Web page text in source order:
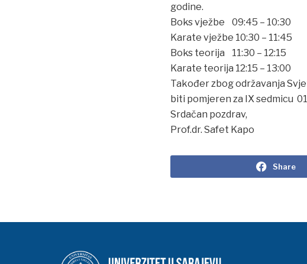
godine.
Boks vježbe 09:45 – 10:30
Karate vježbe 10:30 – 11:45
Boks teorija 11:30 – 12:15
Karate teorija 12:15 – 13:00
Također zbog održavanja
biti pomjeren za IX sedmicu
Srdačan pozdrav,
Prof.dr. Safet Kapo
Share